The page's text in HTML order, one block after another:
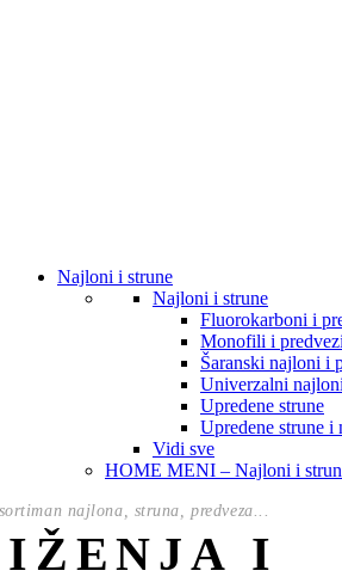
Najloni i strune
Najloni i strune
Fluorokarboni i
Monofili i predvezi
Šaranski najloni i
Univerzalni najloni
Upredene strune
Upredene strune i
Vidi sve
HOME MENI – Najloni i
najlona, struna, predveza...
I